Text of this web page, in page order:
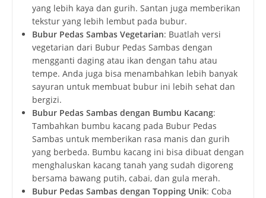
yang lebih kaya dan gurih. Santan juga memberikan
tekstur yang lebih lembut pada bubur.
Bubur Pedas Sambas Vegetarian: Buatlah versi
vegetarian dari Bubur Pedas Sambas dengan
mengganti daging atau ikan dengan tahu atau
tempe. Anda juga bisa menambahkan lebih banyak
sayuran untuk membuat bubur ini lebih sehat dan
bergizi.
Bubur Pedas Sambas dengan Bumbu Kacang:
Tambahkan bumbu kacang pada Bubur Pedas
Sambas untuk memberikan rasa manis dan gurih
yang berbeda. Bumbu kacang ini bisa dibuat dengan
menghaluskan kacang tanah yang sudah digoreng
bersama bawang putih, cabai, dan gula merah.
Bubur Pedas Sambas dengan Topping Unik: Coba